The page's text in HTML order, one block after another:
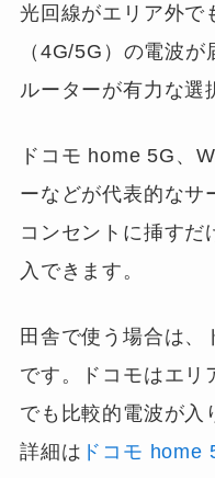
光回線がエリア外で
（4G/5G）の電波
ルーターが有力な選
ドコモ home 5G、
ーなどが代表的なサ
コンセントに挿すだ
入できます。
田舎で使う場合は
です。ドコモはエリ
でも比較的電波が入
詳細は ドコモ home